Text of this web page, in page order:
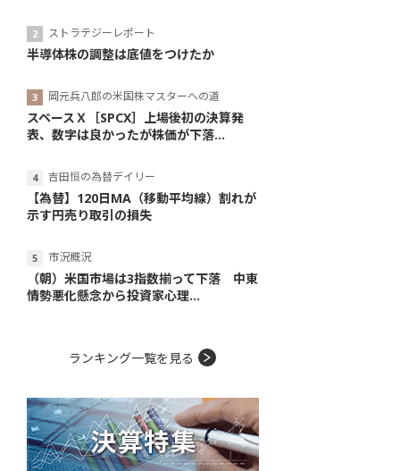
ストラテジーレポート
半導体株の調整は底値をつけたか
岡元兵八郎の米国株マスターへの道
スペースＸ［SPCX］上場後初の決算発
表、数字は良かったが株価が下落...
吉田恒の為替デイリー
【為替】120日MA（移動平均線）割れが
示す円売り取引の損失
市況概況
（朝）米国市場は3指数揃って下落 中東
情勢悪化懸念から投資家心理...
ランキング一覧を見る